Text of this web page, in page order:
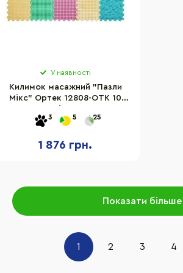
У наявності
Килимок масажний "Пазли
Мікс" Ортек 12808-OTK 10
3 5 25
1 876 грн.
Показати більше
1 2 3 4